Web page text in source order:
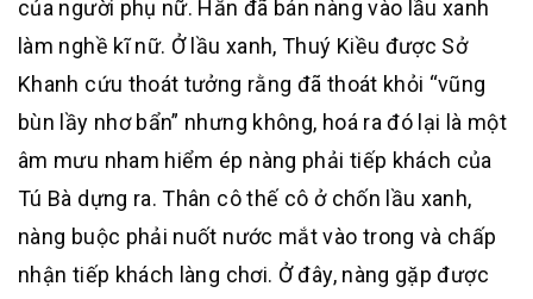
của người phụ nữ. Hắn đã bán nàng vào lầu xanh
làm nghề kĩ nữ. Ở lầu xanh, Thuý Kiều được Sở
Khanh cứu thoát tưởng rằng đã thoát khỏi “vũng
bùn lầy nhơ bẩn” nhưng không, hoá ra đó lại là một
âm mưu nham hiểm ép nàng phải tiếp khách của
Tú Bà dựng ra. Thân cô thế cô ở chốn lầu xanh,
nàng buộc phải nuốt nước mắt vào trong và chấp
nhận tiếp khách làng chơi. Ở đây, nàng gặp được